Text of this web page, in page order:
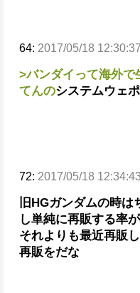
64: 2017/05/18
>バンダイって海外で
てんのシステムウェ
72: 2017/05/18
旧HGガンダムの時
し単純に再販する率
それよりも最近再販
再販をだな